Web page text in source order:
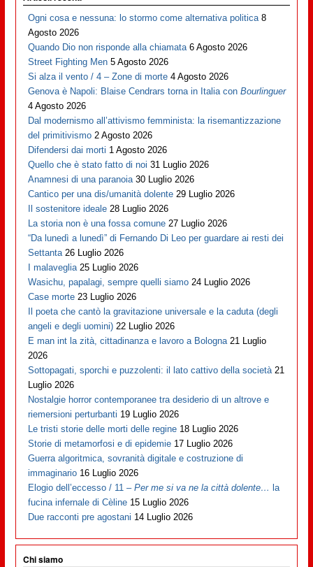
Ogni cosa e nessuna: lo stormo come alternativa politica 8
Agosto 2026
Quando Dio non risponde alla chiamata 6 Agosto 2026
Street Fighting Men 5 Agosto 2026
Si alza il vento / 4 – Zone di morte 4 Agosto 2026
Genova è Napoli: Blaise Cendrars torna in Italia conBourlinguer
4 Agosto 2026
Dal modernismo all’attivismo femminista: la risemantizzazione
del primitivismo 2 Agosto 2026
Difendersi dai morti 1 Agosto 2026
Quello che è stato fatto di noi 31 Luglio 2026
Anamnesi di una paranoia 30 Luglio 2026
Cantico per una dis/umanità dolente 29 Luglio 2026
Il sostenitore ideale 28 Luglio 2026
La storia non è una fossa comune 27 Luglio 2026
“Da lunedì a lunedì” di Fernando Di Leo per guardare ai resti dei
Settanta 26 Luglio 2026
I malaveglia 25 Luglio 2026
Wasichu, papalagi, sempre quelli siamo 24 Luglio 2026
Case morte 23 Luglio 2026
Il poeta che cantò la gravitazione universale e la caduta (degli
angeli e degli uomini) 22 Luglio 2026
E man int la zità, cittadinanza e lavoro a Bologna 21 Luglio
2026
Sottopagati, sporchi e puzzolenti: il lato cattivo della società 21
Luglio 2026
Nostalgie horror contemporanee tra desiderio di un altrove e
riemersioni perturbanti 19 Luglio 2026
Le tristi storie delle morti delle regine 18 Luglio 2026
Storie di metamorfosi e di epidemie 17 Luglio 2026
Guerra algoritmica, sovranità digitale e costruzione di
immaginario 16 Luglio 2026
Elogio dell’eccesso / 11 –Per me si va ne la città dolente… la
fucina infernale di Cèline 15 Luglio 2026
Due racconti pre agostani 14 Luglio 2026
Chi siamo